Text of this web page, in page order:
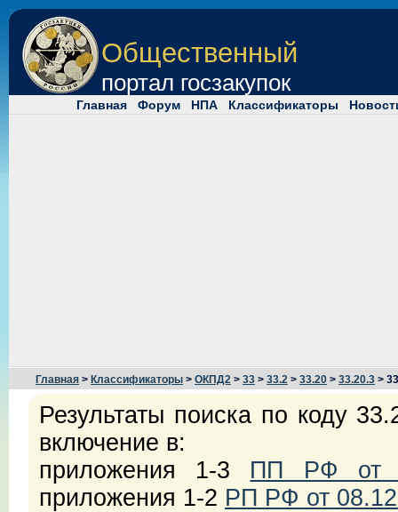
Общественный
портал госзакупок
Главная Форум НПА Классификаторы
Главная > Классификаторы > ОКПД2 > 33 > 33.2 > 33.20 > 33.20.3 >
Результаты поиска по коду
включение в:
приложения 1-3 ПП РФ от
приложения 1-2 РП РФ от